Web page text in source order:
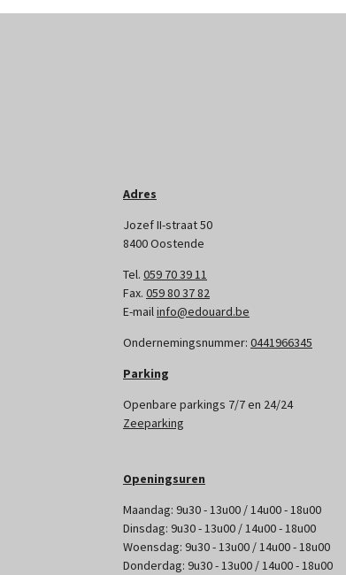
Adres
Jozef II-straat 50
8400 Oostende
Tel. 059 70 39 11
Fax. 059 80 37 82
E-mailinfo@edouard.be
Ondernemingsnummer: 0441966345
Parking
Openbare parkings 7/7 en 24/24
Zeeparking
Openingsuren
Maandag: 9u30 - 13u00 / 14u00 - 18u00
Dinsdag: 9u30 - 13u00 / 14u00 - 18u00
Woensdag: 9u30 - 13u00 / 14u00 - 18u00
Donderdag: 9u30 - 13u00 / 14u00 - 18u00